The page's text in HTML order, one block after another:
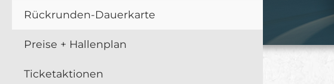
Facebook
Twitter
Rückrunden-Dauerkarte
Preise + Hallenplan
Ticketaktionen